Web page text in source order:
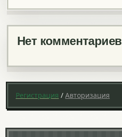
Нет комментариев
Регистрация / Авторизация